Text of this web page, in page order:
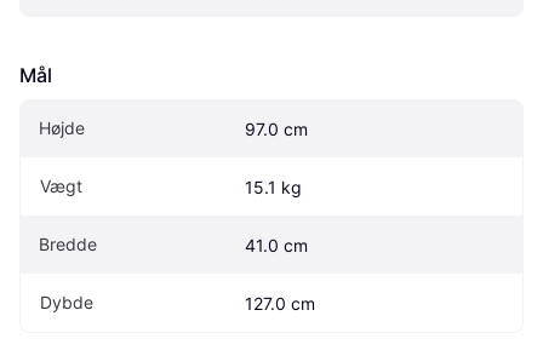
Mål
Højde 97.0 cm
Vægt 15.1 kg
Bredde 41.0 cm
Dybde 127.0 cm